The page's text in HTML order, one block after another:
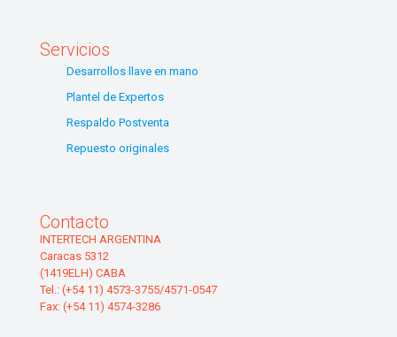
Servicios
Desarrollos llave en mano
Plantel de Expertos
Respaldo Postventa
Repuesto originales
Contacto
INTERTECH ARGENTINA
Caracas 5312
(1419ELH) CABA
Tel.: (+54 11) 4573-3755/4571-0547
Fax: (+54 11) 4574-3286